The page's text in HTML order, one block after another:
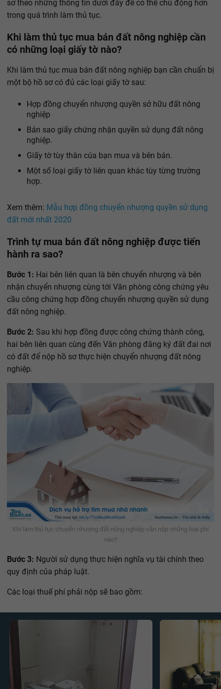
sơ theo những thông tin dưới đây để có thể chủ động hơn
trong quá trình làm thủ tục.
Khi làm thủ tục mua bán đất nông nghiệp cần
có những loại giấy tờ nào?
Khi làm thủ tục mua bán đất nông nghiệp bạn cần chuẩn bị
một bộ hồ sơ có đủ các loại giấy tờ sau:
Hợp đồng chuyển nhượng quyền sở hữu đất nông
nghiệp
Bản sao giấy chứng nhận quyền sử dụng đất nông
nghiệp.
Giấy tờ tùy thân của bạn mua và bên bán.
Một số loại giấy tờ liên quan khác tùy từng trường
hợp.
Xem thêm: Mẫu hợp đồng chuyển nhượng quyền sử dụng
đất mới nhất 2020
Trình tự mua bán đất nông nghiệp được tiến
hành ra sao?
Bước 1: Hai bên liên quan là bên chuyển nhượng và bên
nhận chuyển nhượng cùng tới Văn phòng công chứng yêu
cầu công chứng hợp đồng chuyển nhượng quyền sử dụng
đất nông nghiệp.
Bước 2: Sau khi hợp đồng được công chứng thành công,
hai bên liên quan cùng đến Văn phòng đăng ký đất đai nơi
có đất để nộp hồ sơ thực hiện chuyển nhượng đất nông
nghiệp.
Khi làm thủ tục chuyển nhượng đất nông nghiệp cần nộp những loại phí
nào?
Bước 3: Người sử dụng thực hiện nghĩa vụ tài chính theo
quy định của pháp luật.
Các loại thuế phí phải nộp sẽ bao gồm: